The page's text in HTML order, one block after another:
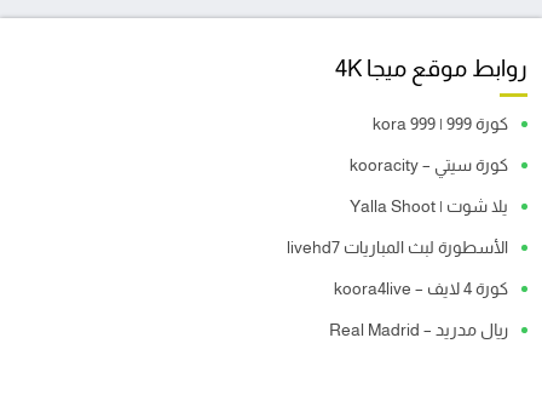
روابط موقع ميجا 4K
كورة 999 | kora 999
كورة سيتي – kooracity
يلا شوت | Yalla Shoot
الأسطورة لبث المباريات livehd7
كورة 4 لايف – koora4live
ريال مدريد – Real Madrid